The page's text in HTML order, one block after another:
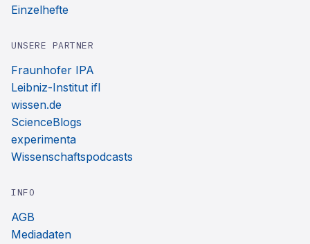
Einzelhefte
UNSERE PARTNER
Fraunhofer IPA
Leibniz-Institut ifl
wissen.de
ScienceBlogs
experimenta
Wissenschaftspodcasts
INFO
AGB
Mediadaten